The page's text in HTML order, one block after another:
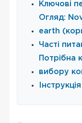
Ключові
Огляд:
earth
Часті
Потрібна
вибору
Інструкція